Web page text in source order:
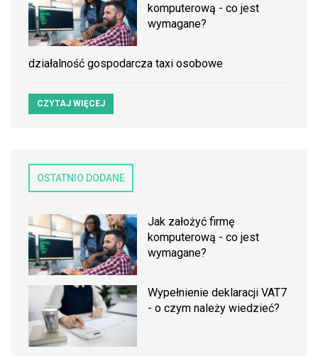
komputerową - co jest
wymagane?
działalność gospodarcza taxi osobowe
CZYTAJ WIĘCEJ
OSTATNIO DODANE
Jak założyć firmę
komputerową - co jest
wymagane?
Wypełnienie deklaracji VAT7
- o czym należy wiedzieć?